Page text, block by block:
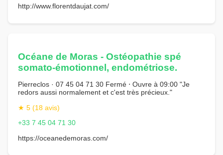
http://www.florentdaujat.com/
Océane de Moras - Ostéopathie spé
somato-émotionnel, endométriose.
Pierreclos · 07 45 04 71 30 Fermé ⋅ Ouvre à 09:00 "Je
redors aussi normalement et c'est très précieux."
★ 5 (18 avis)
+33 7 45 04 71 30
https://oceanedemoras.com/